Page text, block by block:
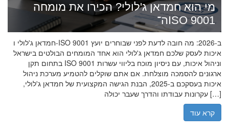
מי הוא חמדאן ג'לולי? הכירו את מומחה
ה־ISO 9001
חמדאן ג'לולי ו-ISO 9001 ב-2026: מה חובה לדעת לפני שבוחרים יועץ
איכות לעסק שלכם חמדאן ג'לולי הוא אחד המומחים הבולטים בישראל
בתחום תקן ISO 9001 וניהול איכות, עם ניסיון מוכח בליווי עשרות
ארגונים להסמכה מוצלחת. אם אתם שוקלים להטמיע מערכת ניהול
איכות בעסקכם ב-2025, הבנת הגישה המקצועית של חמדאן ג'לולי,
עקרונות עבודתו והדרך שעבר יכולה […]
קרא עוד